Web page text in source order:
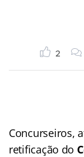
2
Concurseiros,
retificação do